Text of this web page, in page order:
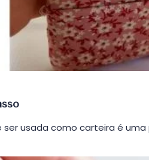
usada como carteira é